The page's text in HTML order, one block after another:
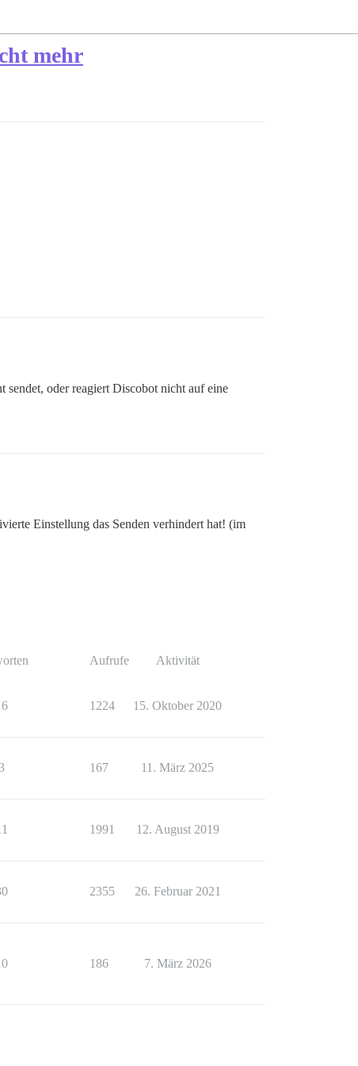
mehr
sendet, oder reagiert Discobot nicht auf eine
Einstellung das Senden verhindert hat! (im
Aufrufe Aktivität
1224 15. Oktober 2020
3 167 11. März 2025
1991 12. August 2019
2355 26. Februar 2021
186 7. März 2026